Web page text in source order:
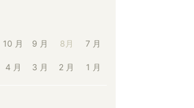
10 月 9 月 8月 7 月
4 月 3 月 2 月 1 月